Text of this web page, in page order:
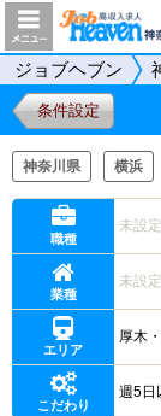
ジョブヘブン
条件設定
神奈川県 横浜
職種
未設定
業種
未設定
エリア
厚木
こだわり
週5日